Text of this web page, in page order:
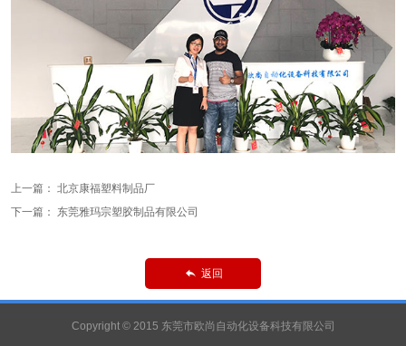
上一篇： 北京康福塑料制品厂
下一篇： 东莞雅玛宗塑胶制品有限公司
 返回
Copyright © 2015 东莞市欧尚自动化设备科技有限公司